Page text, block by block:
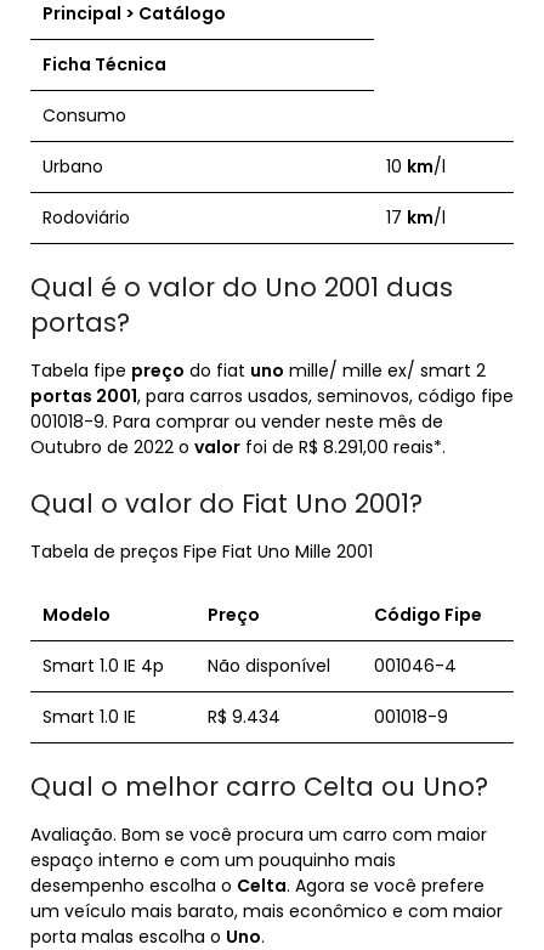
Principal > Catálogo
Ficha Técnica
Consumo
Urbano 10 km/l
Rodoviário 17 km/l
Qual é o valor do Uno 2001 duas
portas?
Tabela fipe preço do fiat uno mille/ mille ex/ smart 2
portas 2001, para carros usados, seminovos, código fipe
001018-9. Para comprar ou vender neste mês de
Outubro de 2022 o valor foi de R$ 8.291,00 reais*.
Qual o valor do Fiat Uno 2001?
Tabela de preços Fipe Fiat Uno Mille 2001
Modelo Preço Código Fipe
Smart 1.0 IE 4p Não disponível 001046-4
Smart 1.0 IE R$ 9.434 001018-9
Qual o melhor carro Celta ou Uno?
Avaliação. Bom se você procura um carro com maior
espaço interno e com um pouquinho mais
desempenho escolha o Celta. Agora se você prefere
um veículo mais barato, mais econômico e com maior
porta malas escolha o Uno.